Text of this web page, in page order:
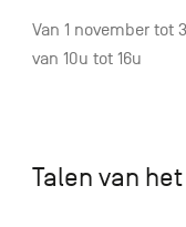
Van 1 november tot
van 10u tot 16u
Talen van